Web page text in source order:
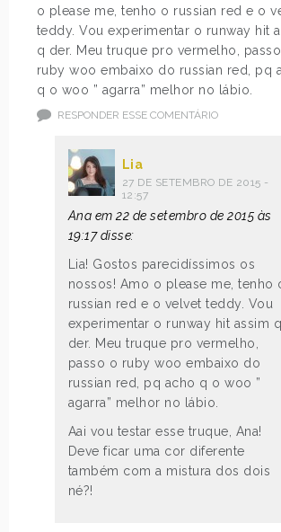
o please me, tenho o russian red e o
teddy. Vou experimentar o runway hit
q der. Meu truque pro vermelho,
ruby woo embaixo do russian red, pq
q o woo ” agarra” melhor no lábio.
RESPONDER ESSE COMENTÁRIO
Lia
27 DE SETEMBRO DE 2015 -
12:57
Ana em 22 de setembro de 2015 às
19:17 disse:
Lia! Gostos parecidíssimos os
nossos! Amo o please me, tenho
russian red e o velvet teddy. Vou
experimentar o runway hit assim q
der. Meu truque pro vermelho,
passo o ruby woo embaixo do
russian red, pq acho q o woo ”
agarra” melhor no lábio.
Aai vou testar esse truque, Ana!
Deve ficar uma cor diferente
também com a mistura dos dois
né?!